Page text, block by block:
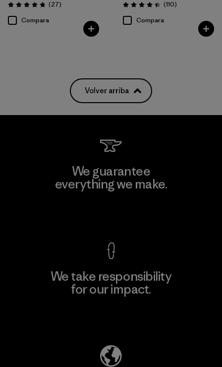
Valoración: 4.8 / 5
(27Comentarios
)
Compara
Valoración: 4.4 / 5
(110Comentarios
)
Compara
Volver arriba
We guarantee
everything we make.
We take responsibility
for our impact.